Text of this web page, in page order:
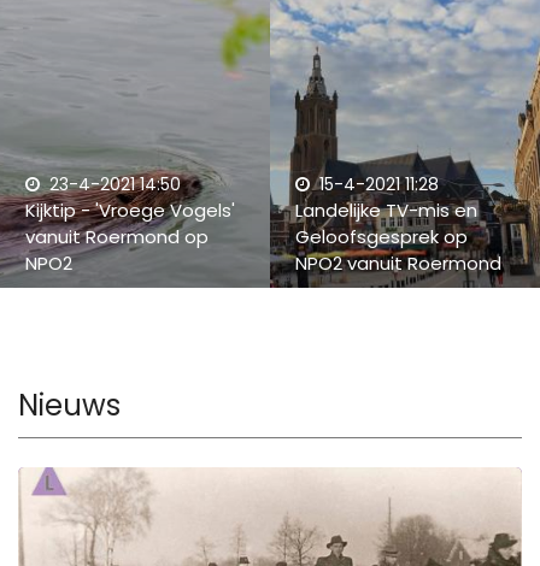
23-4-2021 14:50
Kijktip - 'Vroege Vogels'
vanuit Roermond op
NPO2
15-4-2021 11:28
Landelijke TV-mis en
Geloofsgesprek op
NPO2 vanuit Roermond
Nieuws